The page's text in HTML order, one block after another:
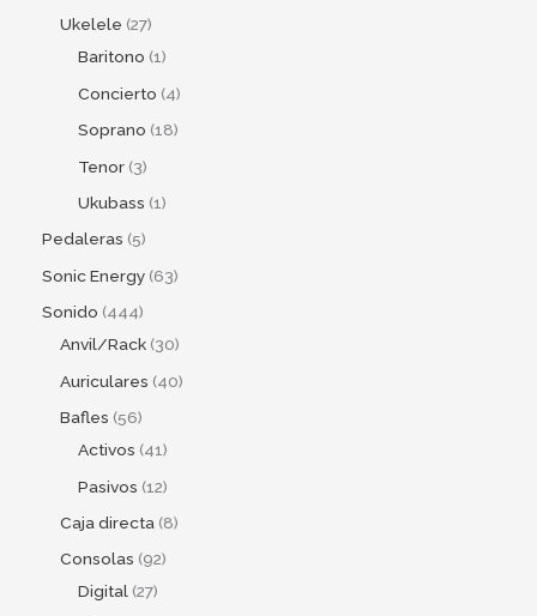
Ukelele 27
Baritono 1
Concierto 4
Soprano 18
Tenor 3
Ukubass 1
Pedaleras 5
Sonic Energy 63
Sonido 444
Anvil/Rack 30
Auriculares 40
Bafles 56
Activos 41
Pasivos 12
Caja directa 8
Consolas 92
Digital 27